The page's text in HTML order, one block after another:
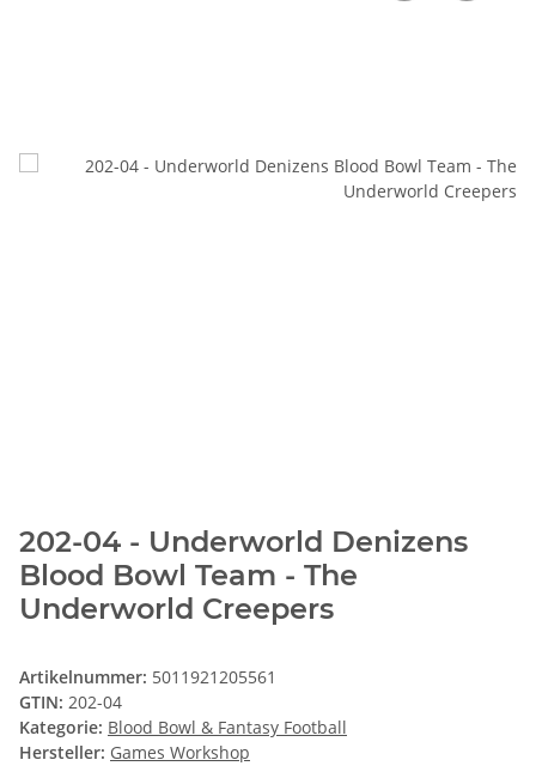
202-04 - Underworld Denizens
Blood Bowl Team - The
Underworld Creepers
Artikelnummer: 5011921205561
GTIN: 202-04
Kategorie: Blood Bowl & Fantasy Football
Hersteller: Games Workshop